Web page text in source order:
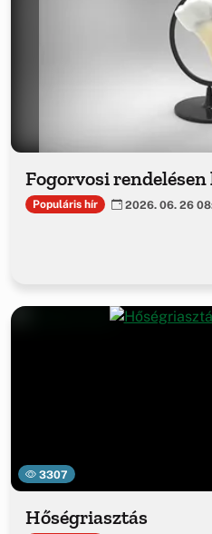
Fogorvosi
Populáris hír 2026. 06. 26
3307
Hőségriasztás